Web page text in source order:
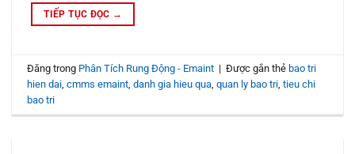
TIẾP TỤC ĐỌC →
Đăng trong Phân Tích Rung Động - Emaint | Được gắn thẻbao tri
hien dai ,cmms emaint ,danh gia hieu qua ,quan ly bao tri ,tieu chi
bao tri